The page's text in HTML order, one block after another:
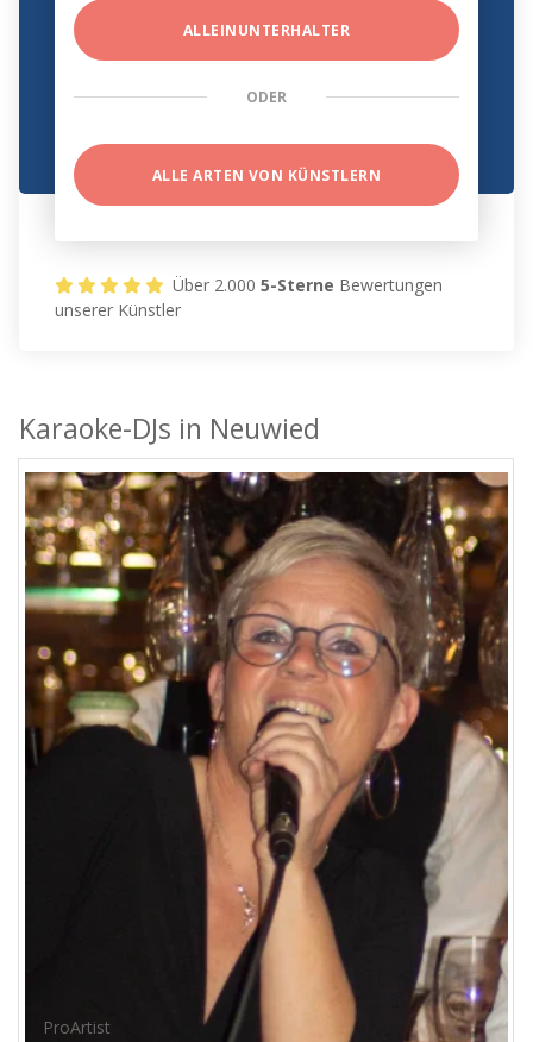
ALLEINUNTERHALTER
ODER
ALLE ARTEN VON KÜNSTLERN
Über 2.0005-Sterne Bewertungen
unserer Künstler
Karaoke-DJs in Neuwied
ProArtist